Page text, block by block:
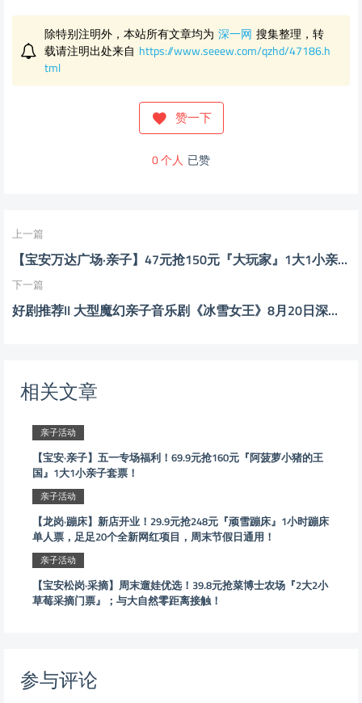
除特别注明外，本站所有文章均为 深一网 搜集整理，转
载请注明出处来自 https://www.seeew.com/qzhd/47186.h
tml
赞一下
0个人 已赞
上一篇
【宝安万达广场·亲子】47元抢150元『大玩家』1大1小亲子套票；打卡万达旗下品牌遛娃圣地！
下一篇
好剧推荐II 大型魔幻亲子音乐剧《冰雪女王》8月20日深圳戏院精彩上演！活动网85折优惠福利！
相关文章
亲子活动
【宝安·亲子】五一专场福利！69.9元抢160元『阿菠萝小猪的王
国』1大1小亲子套票！
亲子活动
【龙岗·蹦床】新店开业！29.9元抢248元『顽雪蹦床』1小时蹦床
单人票，足足20个全新网红项目，周末节假日通用！
亲子活动
【宝安松岗·采摘】周末遛娃优选！39.8元抢菜博士农场『2大2小
草莓采摘门票』；与大自然零距离接触！
参与评论